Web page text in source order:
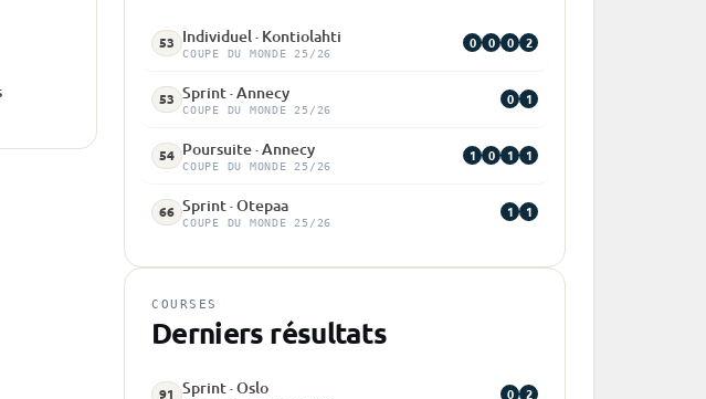
53 Individuel · Kontiolahti
COUPE DU MONDE 25/26
0 0 0 2
53 Sprint · Annecy
COUPE DU MONDE 25/26
0 1
54 Poursuite · Annecy
COUPE DU MONDE 25/26
1 0 1 1
66 Sprint · Otepaa
COUPE DU MONDE 25/26
1 1
COURSES
Derniers résultats
91 Sprint · Oslo 0 2